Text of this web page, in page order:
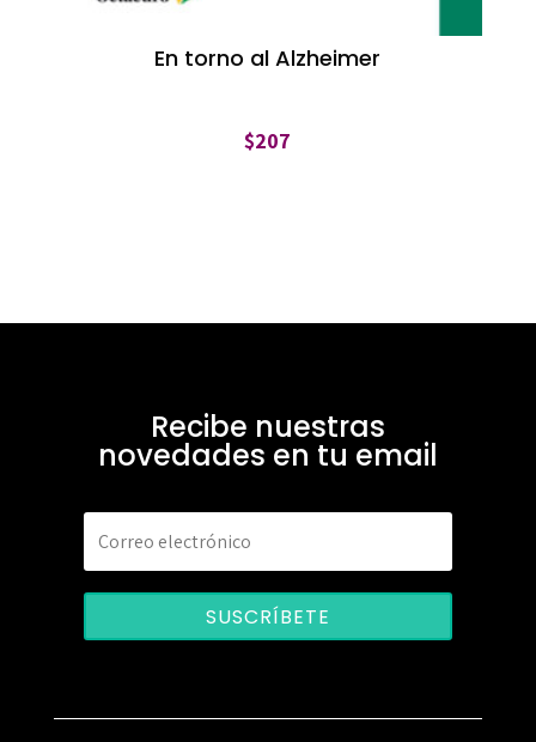
En torno al Alzheimer
$207
Recibe nuestras
novedades en tu email
SUSCRÍBETE